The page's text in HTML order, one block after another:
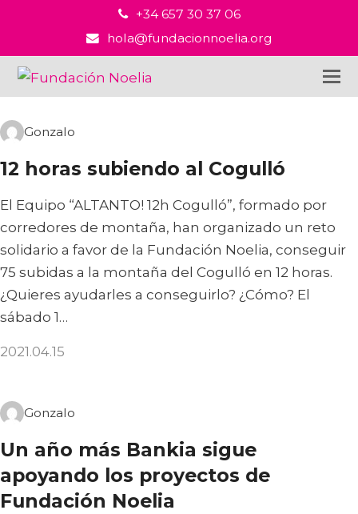
+34 657 30 37 06
hola@fundacionnoelia.org
Gonzalo
12 horas subiendo al Cogulló
El Equipo “ALTANTO! 12h Cogulló”, formado por
corredores de montaña, han organizado un reto
solidario a favor de la Fundación Noelia, conseguir
75 subidas a la montaña del Cogulló en 12 horas.
¿Quieres ayudarles a conseguirlo? ¿Cómo? El
sábado 1…
2021.04.15
Gonzalo
Un año más Bankia sigue
apoyando los proyectos de
Fundación Noelia